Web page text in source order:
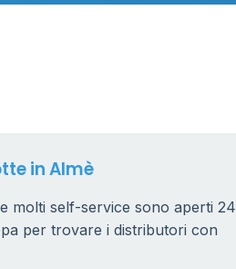
in Almè
molti self-service sono aperti 24
per trovare i distributori con